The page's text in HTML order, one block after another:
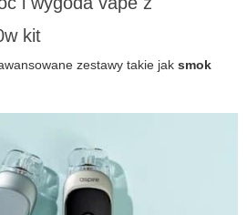
kit
zestawy takie jak smok